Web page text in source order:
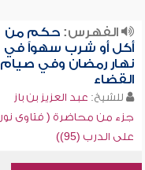
الفهرس:حكم من
أكل أو شرب سهواً في
نهار رمضان وفي صيام
القضاء
للشيخ: عبد العزيز بن باز
جزء من محاضرة ( فتاوى نور
على الدرب (95))